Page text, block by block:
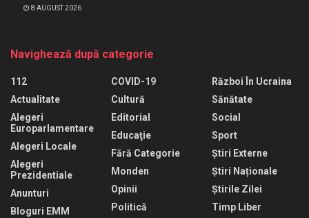
8 AUGUST 2026
Navighează după categorie
112
Actualitate
Alegeri
Europarlamentare
Alegeri Locale
Alegeri
Prezidentiale
Anunturi
Bloguri EMM
COVID-19
Cultură
Editorial
Educaţie
Fără Categorie
Monden
Opinii
Politică
Război În Ucraina
Sănătate
Social
Sport
Știri Externe
Știri Naționale
Știrile Zilei
Timp Liber